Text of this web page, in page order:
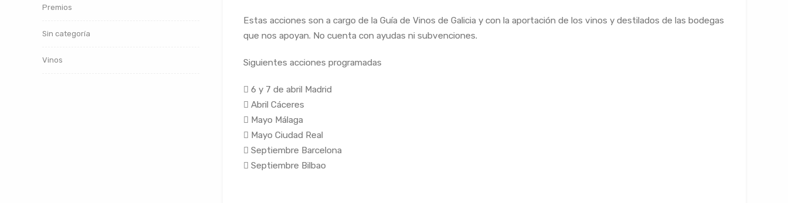
Estas acciones son a cargo de la Guía de Vinos de Galicia y con la aportación de los vinos y destilados de las bodegas
que nos apoyan. No cuenta con ayudas ni subvenciones.
Siguientes acciones programadas
 6 y 7 de abril Madrid
 Abril Cáceres
 Mayo Málaga
 Mayo Ciudad Real
 Septiembre Barcelona
 Septiembre Bilbao
Premios
Sin categoría
Vinos